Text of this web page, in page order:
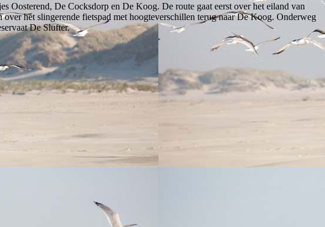
Oosterend, De Cocksdorp en De Koog. De route gaat eerst over het eiland van
het slingerende fietspad met hoogteverschillen terug naar De Koog. Onderweg
De Slufter.